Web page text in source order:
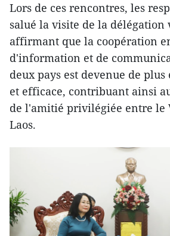
Lors de ces rencontres, les
salué la visite de la
affirmant que la coopération
d'information et de
deux pays est devenue de
et efficace, contribuant ainsi
de l'amitié privilégiée entre le
Laos.